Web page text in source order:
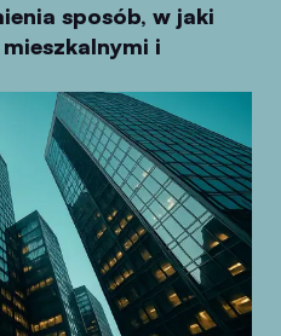
sposób, w jaki
i